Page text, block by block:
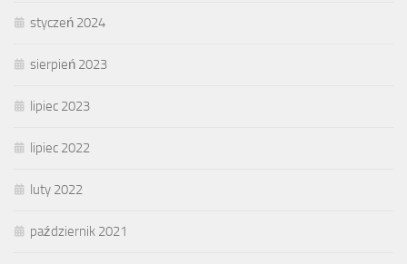
styczeń 2024
sierpień 2023
lipiec 2023
lipiec 2022
luty 2022
październik 2021